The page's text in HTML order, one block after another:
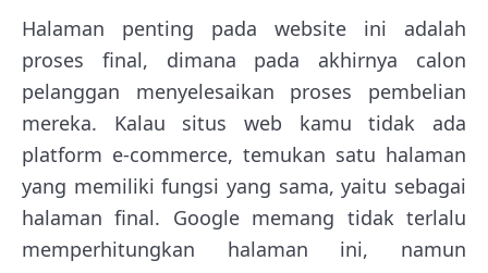
Halaman penting pada website ini adalah
proses final, dimana pada akhirnya calon
pelanggan menyelesaikan proses pembelian
mereka. Kalau situs web kamu tidak ada
platform e-commerce, temukan satu halaman
yang memiliki fungsi yang sama, yaitu sebagai
halaman final. Google memang tidak terlalu
memperhitungkan halaman ini, namun